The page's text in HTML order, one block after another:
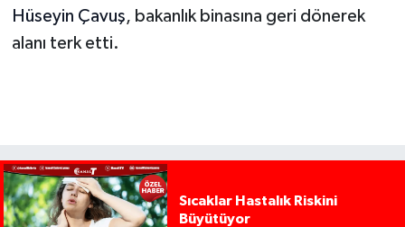
Hüseyin Çavuş, bakanlık binasına geri dönerek
alanı terk etti.
Sıcaklar Hastalık Riskini
Büyütüyor